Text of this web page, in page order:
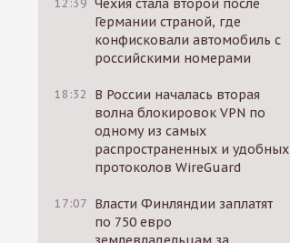
12:39 Чехия стала второй после
Германии страной, где
конфисковали автомобиль с
российскими номерами
18:32
В России началась вторая
волна блокировок VPN по
одному из самых
распространенных и удобных
протоколов WireGuard
17:07 Власти Финляндии заплатят
по 750 евро